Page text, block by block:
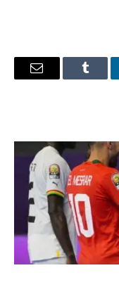
Tumblr
البريد